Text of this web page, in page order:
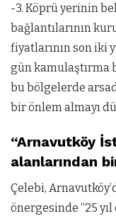
-3. Köprü yerinin
bağlantılarının
fiyatlarının son iki
gün kamulaştırma
bu bölgelerde
bir önlem almayı
“Arnavutköy
alanlarından
Çelebi,
önergesinde “25